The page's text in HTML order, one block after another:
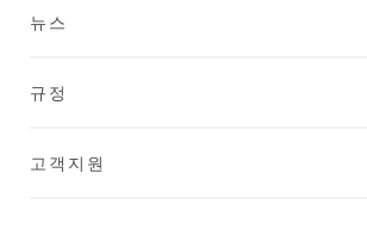
뉴스
규정
고객지원